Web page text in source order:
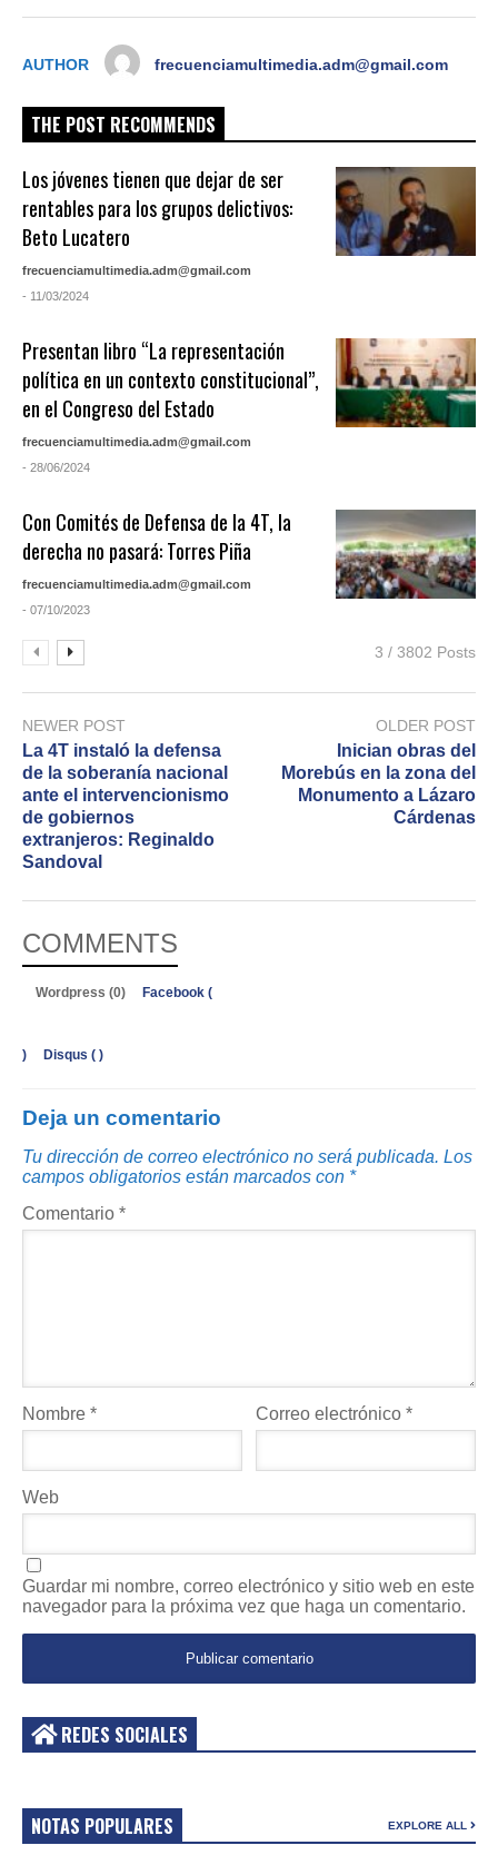
AUTHOR frecuenciamultimedia.adm@gmail.com
THE POST RECOMMENDS
Los jóvenes tienen que dejar de ser
rentables para los grupos delictivos:
Beto Lucatero
frecuenciamultimedia.adm@gmail.com
- 11/03/2024
Presentan libro “La representación
política en un contexto constitucional”,
en el Congreso del Estado
frecuenciamultimedia.adm@gmail.com
- 28/06/2024
Con Comités de Defensa de la 4T, la
derecha no pasará: Torres Piña
frecuenciamultimedia.adm@gmail.com
- 07/10/2023
3 / 3802 Posts
NEWER POST
La 4T instaló la defensa
de la soberanía nacional
ante el intervencionismo
de gobiernos
extranjeros: Reginaldo
Sandoval
OLDER POST
Inician obras del
Morebús en la zona del
Monumento a Lázaro
Cárdenas
COMMENTS
Wordpress (0) Facebook (
) Disqus ( )
Deja un comentario
Tu dirección de correo electrónico no será publicada. Los
campos obligatorios están marcados con *
Comentario *
Nombre * Correo electrónico*
Web
Guardar mi nombre, correo electrónico y sitio web en este
navegador para la próxima vez que haga un comentario.
REDES SOCIALES
NOTAS POPULARES EXPLORE ALL